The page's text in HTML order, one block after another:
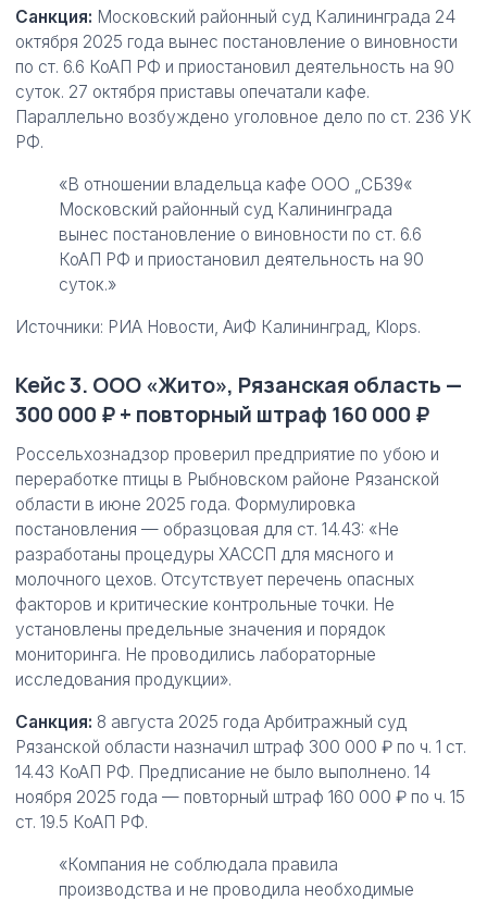
Санкция: Московский районный суд Калининграда 24
октября 2025 года вынес постановление о виновности
по ст. 6.6 КоАП РФ и приостановил деятельность на 90
суток. 27 октября приставы опечатали кафе.
Параллельно возбуждено уголовное дело по ст. 236 УК
РФ.
«В отношении владельца кафе ООО „СБ39«
Московский районный суд Калининграда
вынес постановление о виновности по ст. 6.6
КоАП РФ и приостановил деятельность на 90
суток.»
Источники: РИА Новости, АиФ Калининград, Klops.
Кейс 3. ООО «Жито», Рязанская область —
300 000 ₽ + повторный штраф 160 000 ₽
Россельхознадзор проверил предприятие по убою и
переработке птицы в Рыбновском районе Рязанской
области в июне 2025 года. Формулировка
постановления — образцовая для ст. 14.43: «Не
разработаны процедуры ХАССП для мясного и
молочного цехов. Отсутствует перечень опасных
факторов и критические контрольные точки. Не
установлены предельные значения и порядок
мониторинга. Не проводились лабораторные
исследования продукции».
Санкция: 8 августа 2025 года Арбитражный суд
Рязанской области назначил штраф 300 000 ₽ по ч. 1 ст.
14.43 КоАП РФ. Предписание не было выполнено. 14
ноября 2025 года — повторный штраф 160 000 ₽ по ч. 15
ст. 19.5 КоАП РФ.
«Компания не соблюдала правила
производства и не проводила необходимые